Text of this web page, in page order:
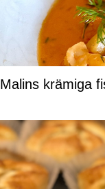
Malins krämiga